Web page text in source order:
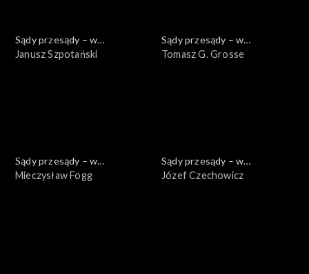
Sądy przesądy – w
powiększeniu
Janusz Szpotański
Sądy przesądy – w
powiększeniu
Tomasz G. Grosse
Sądy przesądy – w
powiększeniu
Mieczysław Fogg
Sądy przesądy – w
powiększeniu
Józef Czechowicz